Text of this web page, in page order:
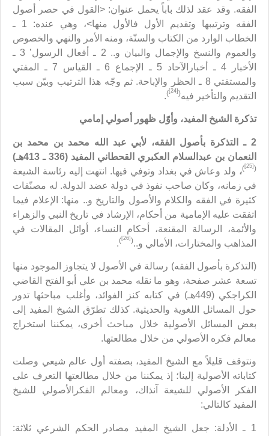
الفقه. وقد عقد لذلك باباً يحمل عنوان: <القول في حصر أصول
الفقه وترتيبها وتقديم الأول فالأول منها>، وهي عنده: 1 ـ
الخطاب الوارد من الكتاب والسنّة، ومنه الأمر والنهي والخصوص
والعموم والنسخ والإجمال والبيان و.. 2 ـ أفعال الرسول’ 3 ـ
الأخبار 4 ـ أخبارالآحاد 5 ـ الإجماع 6 ـ القياس 7 ـ المفتي
والمستفتي 8 ـ الحظر والإباحة. ثم وجّه هذا الترتيب وبيّن سبب
التقديم والتأخير فيه(
[24]
)
.
تذكرة الشيخ المفيد، وأوّل ظهور أصولي إمامي
2 ـ التذكرة بأصول الفقه، لأبي عبد الله محمد بن محمد بن
النعمان بن عبدالسلام العكبري القحطاني المفيد (336 ـ 413هـ)
(
[25]
)، ولد وعاش في بغداد وتوفي فيها. انتهت إليه رئاسة الشيعة
في زمانه، وكان صاحب نفوذ في دولة عضد الدولة. له مصنّفات
كثيرة في الفقه والكلام والأصول والتاريخ و.. منها: الإعلام فيما
اتفقت عليه الإمامية من أحكام، الإرشاد في تاريخ النبي والزهراء
والأئمة، الرسالة المقنعة، أحكام النساء، أوائل المقالات في
المذاهب والمختارات، الأمالي و..(
[26]
)
.
(التذكرة بأصول الفقه) رسالة في الأصول لا يتجاوز الموجود منها
تسعة عشر صفحة، وهو ما نقله محمد بن علي أبو الفتح القاضي
الكراجكي (449هـ) في كتابه كنز الفوائد، وأغلب مباحثها تدور
حول المسائل اللغوية والحديثية. كذلك تطرّق الشيخ المفيد إلى
بعض المسائل الأصولية خلال مباحث أخرى، يمكننا استخراج
معالم فكره الأصولي من خلال مطالعتها.
ونتوقف قليلاً مع الشيخ المفيد، بصفته أول عالم شيعي وصلت
كتاباته الأصولية إلينا؛ إذ يمكننا من خلال مطالعتها التعرف على
الفكر الأصولي للشيعة آنذاك، ومعالم الفكرالأصولي للشيخ
المفيد كالتالي:
1 ـ الأدلة: جعل الشيخ المفيد مصادر الحكم الشرعي ثلاثة: